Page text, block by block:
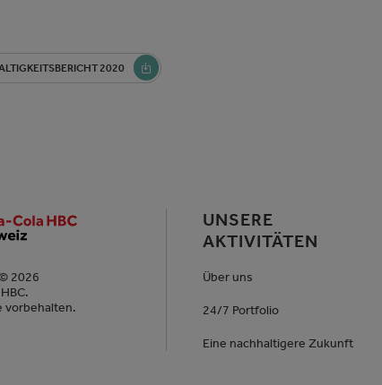
2020
2026
vorbehalten.
UNSERE
AKTIVITÄTEN
Über uns
24/7 Portfolio
Eine nachhaltigere Zukunft